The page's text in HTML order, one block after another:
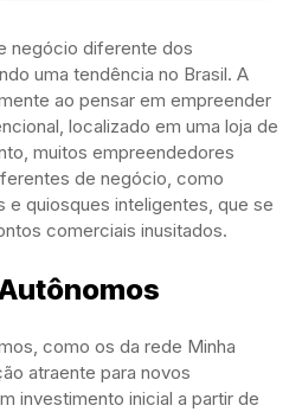
negócio diferente dos
uma tendência no Brasil. A
ao pensar em empreender
localizado em uma loja de
muitos empreendedores
de negócio, como
e quiosques inteligentes, que se
comerciais inusitados.
como os da rede Minha
atraente para novos
investimento inicial a partir de